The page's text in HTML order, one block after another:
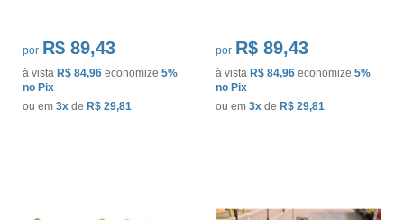
por R$ 89,43
à vista R$ 84,96 economize 5%
no Pix
ou em 3x de R$ 29,81
por R$ 89,43
à vista R$ 84,96 economize 5%
no Pix
ou em 3x de R$ 29,81